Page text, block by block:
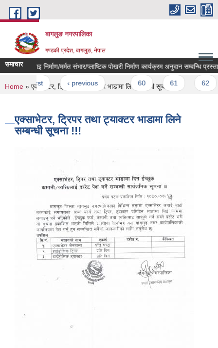
Skip to main content
बागलुङ नगरपालिका
गण्डकी प्रदेश, बागलुङ, नेपाल
समाचार
साना सिंचाइ निर्माण/मर्मत संभार/प्लाष्टिक पोखरी निर्माण कार्यक्रम अनुदान सम्वन्धि
Pages
« first ‹ previous … 60 61
You are here
Home » एक्साभेटर, ट्रिपर तथा ट्याक्टर भाडामा लिने सम्बन्धी सूचना !!!
एक्साभेटर, ट्रिपर तथा ट्याक्टर भाडामा लिने
सम्बन्धी सूचना !!!